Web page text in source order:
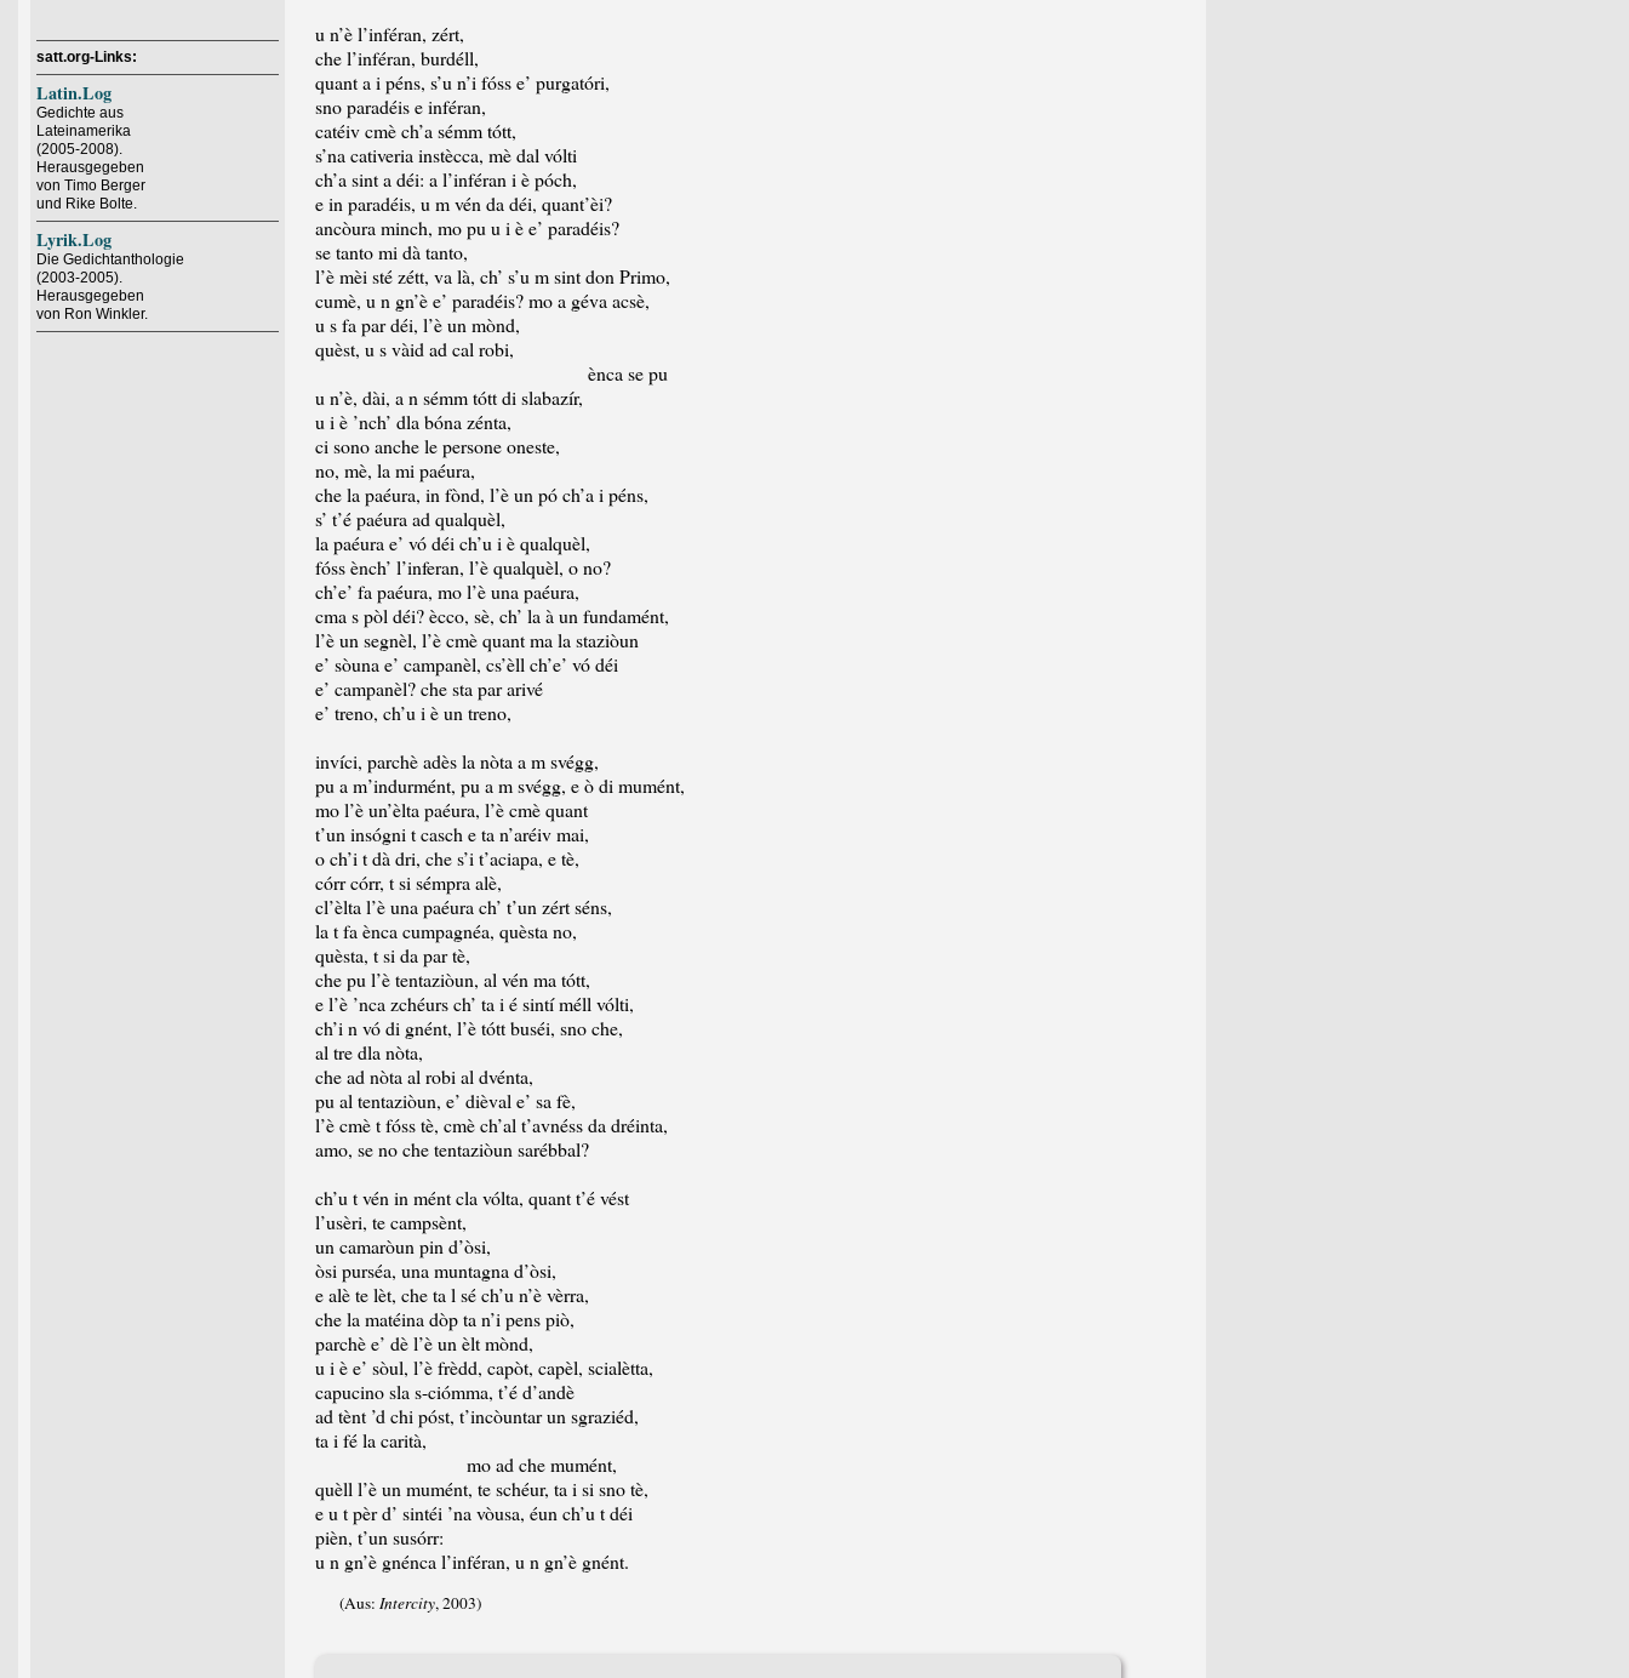
satt.org-Links:
Latin.Log
Gedichte aus
Lateinamerika
(2005-2008).
Herausgegeben
von Timo Berger
und Rike Bolte.
Lyrik.Log
Die Gedichtanthologie
(2003-2005).
Herausgegeben
von Ron Winkler.
u n’è l’inféran, zért,
che l’inféran, burdéll,
quant a i péns, s’u n’i fóss e’ purgatóri,
sno paradéis e inféran,
catéiv cmè ch’a sémm tótt,
s’na cativeria instècca, mè dal vólti
ch’a sint a déi: a l’inféran i è póch,
e in paradéis, u m vén da déi, quant’èi?
ancòura minch, mo pu u i è e’ paradéis?
se tanto mi dà tanto,
l’è mèi sté zétt, va là, ch’ s’u m sint don Primo,
cumè, u n gn’è e’ paradéis? mo a géva acsè,
u s fa par déi, l’è un mònd,
quèst, u s vàid ad cal robi,
ènca se pu
u n’è, dài, a n sémm tótt di slabazír,
u i è ’nch’ dla bóna zénta,
ci sono anche le persone oneste,
no, mè, la mi paéura,
che la paéura, in fònd, l’è un pó ch’a i péns,
s’ t’é paéura ad qualquèl,
la paéura e’ vó déi ch’u i è qualquèl,
fóss ènch’ l’inferan, l’è qualquèl, o no?
ch’e’ fa paéura, mo l’è una paéura,
cma s pòl déi? ècco, sè, ch’ la à un fundamént,
l’è un segnèl, l’è cmè quant ma la staziòun
e’ sòuna e’ campanèl, cs’èll ch’e’ vó déi
e’ campanèl? che sta par arivé
e’ treno, ch’u i è un treno,
invíci, parchè adès la nòta a m svégg,
pu a m’indurmént, pu a m svégg, e ò di mumént,
mo l’è un’èlta paéura, l’è cmè quant
t’un insógni t casch e ta n’aréiv mai,
o ch’i t dà dri, che s’i t’aciapa, e tè,
córr córr, t si sémpra alè,
cl’èlta l’è una paéura ch’ t’un zért séns,
la t fa ènca cumpagnéa, quèsta no,
quèsta, t si da par tè,
che pu l’è tentaziòun, al vén ma tótt,
e l’è ’nca zchéurs ch’ ta i é sintí méll vólti,
ch’i n vó di gnént, l’è tótt buséi, sno che,
al tre dla nòta,
che ad nòta al robi al dvénta,
pu al tentaziòun, e’ dièval e’ sa fè,
l’è cmè t fóss tè, cmè ch’al t’avnéss da dréinta,
amo, se no che tentaziòun sarébbal?
ch’u t vén in mént cla vólta, quant t’é vést
l’usèri, te campsènt,
un camaròun pin d’òsi,
òsi purséa, una muntagna d’òsi,
e alè te lèt, che ta l sé ch’u n’è vèrra,
che la matéina dòp ta n’i pens piò,
parchè e’ dè l’è un èlt mònd,
u i è e’ sòul, l’è frèdd, capòt, capèl, scialètta,
capucino sla s-ciómma, t’é d’andè
ad tènt ’d chi póst, t’incòuntar un sgraziéd,
ta i fé la carità,
mo ad che mumént,
quèll l’è un mumént, te schéur, ta i si sno tè,
e u t pèr d’ sintéi ’na vòusa, éun ch’u t déi
pièn, t’un susórr:
u n gn’è gnénca l’inféran, u n gn’è gnént.
(Aus: Intercity, 2003)